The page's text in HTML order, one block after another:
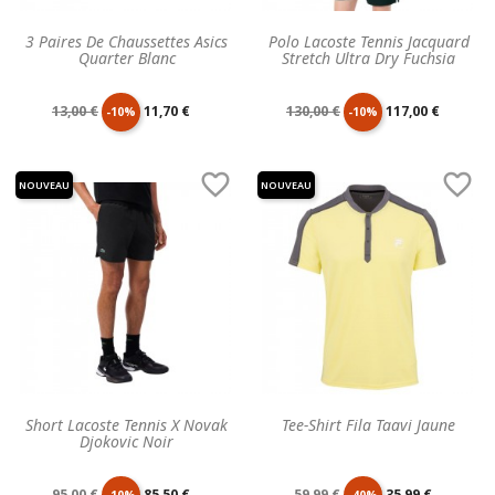
3 Paires De Chaussettes Asics
Quarter Blanc
Prix
13,00 € -10% Prix
11,70 €
Polo Lacoste Tennis Jacquard
Stretch Ultra Dry Fuchsia
Prix
base
130,00 € -10% Prix
117,00 €
Short Lacoste Tennis X Novak
Djokovic Noir

NOUVEAU
Tee-Shirt Fila Taavi Jaune

NOUVEAU